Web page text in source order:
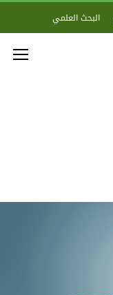
البحث العلمي